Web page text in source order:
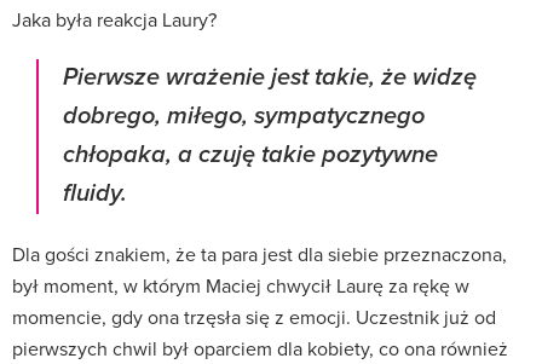
Jaka była reakcja Laury?
Pierwsze wrażenie jest takie, że widzę
dobrego, miłego, sympatycznego
chłopaka, a czuję takie pozytywne
fluidy.
Dla gości znakiem, że ta para jest dla siebie przeznaczona,
był moment, w którym Maciej chwycił Laurę za rękę w
momencie, gdy ona trzęsła się z emocji. Uczestnik już od
pierwszych chwil był oparciem dla kobiety, co ona również